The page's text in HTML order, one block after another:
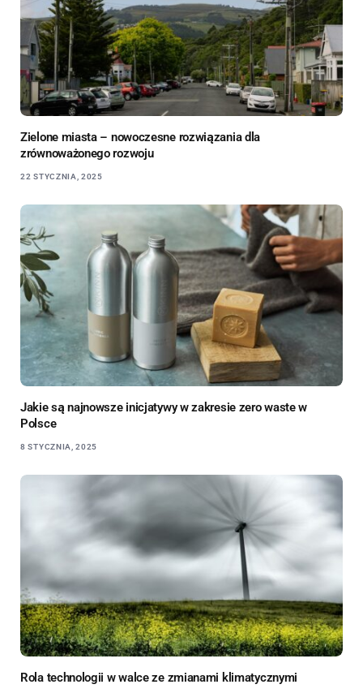
Zielone miasta – nowoczesne rozwiązania dla
zrównoważonego rozwoju
22 STYCZNIA, 2025
Jakie są najnowsze inicjatywy w zakresie zero waste w
Polsce
8 STYCZNIA, 2025
Rola technologii w walce ze zmianami klimatycznymi